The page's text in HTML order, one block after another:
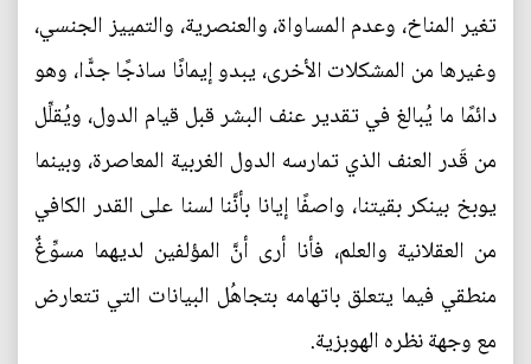
تغير المناخ، وعدم المساواة، والعنصرية، والتمييز الجنسي،
وغيرها من المشكلات الأخرى، يبدو إيمانًا ساذجًا جدًّا، وهو
دائمًا ما يُبالغ في تقدير عنف البشر قبل قيام الدول، ويُقلِّل
من قَدر العنف الذي تمارسه الدول الغربية المعاصرة، وبينما
يوبخ بينكر بقيتنا، واصفًا إيانا بأنَّنا لسنا على القدر الكافي
من العقلانية والعلم، فأنا أرى أنَّ المؤلفين لديهما مسوِّغٌ
منطقي فيما يتعلق باتهامه بتجاهُل البيانات التي تتعارض
مع وجهة نظره الهوبزية.